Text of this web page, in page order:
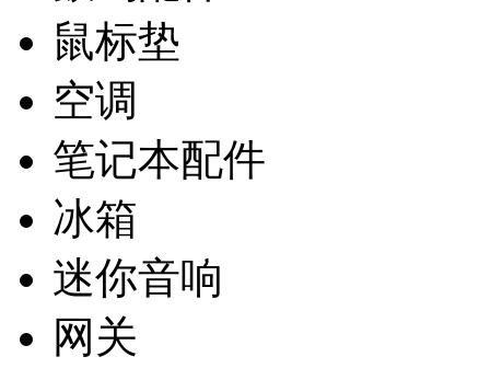
鼠标垫
空调
笔记本配件
冰箱
迷你音响
网关